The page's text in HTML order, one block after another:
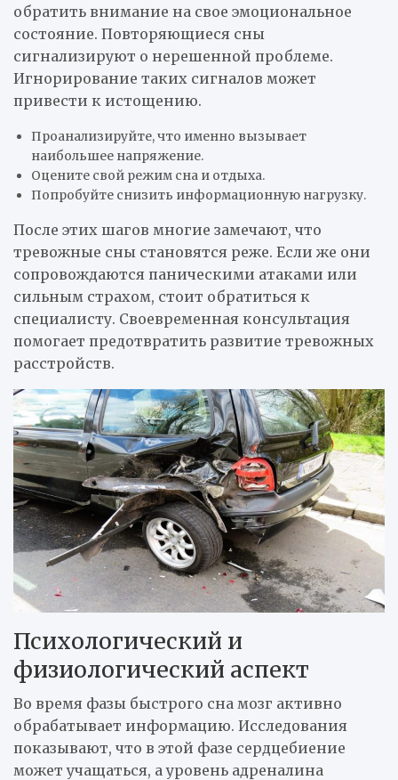
обратить внимание на свое эмоциональное
состояние. Повторяющиеся сны
сигнализируют о нерешенной проблеме.
Игнорирование таких сигналов может
привести к истощению.
Проанализируйте, что именно вызывает
наибольшее напряжение.
Оцените свой режим сна и отдыха.
Попробуйте снизить информационную нагрузку.
После этих шагов многие замечают, что
тревожные сны становятся реже. Если же они
сопровождаются паническими атаками или
сильным страхом, стоит обратиться к
специалисту. Своевременная консультация
помогает предотвратить развитие тревожных
расстройств.
Психологический и
физиологический аспект
Во время фазы быстрого сна мозг активно
обрабатывает информацию. Исследования
показывают, что в этой фазе сердцебиение
может учащаться, а уровень адреналина